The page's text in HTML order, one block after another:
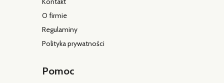
O firmie
Regulaminy
Polityka prywatności
Pomoc